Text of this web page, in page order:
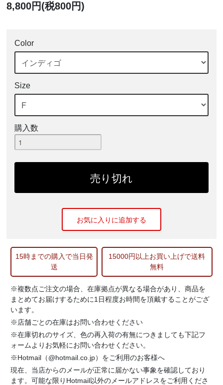
8,800円(税800円)
Color
Size
購入数
お気に入りに追加する
15時までの購入で当日発
送
15000円以上お買い上げで送料
無料
※複数点ご注文の場合、在庫拠点が異なる場合があり、商品を
まとめてお届けするために1日程度お時間を頂戴することがござ
います。
※店舗ごとの在庫はお問い合わせください
※在庫切れのサイズ、色の再入荷の有無につきましても下記フ
ォームよりお気軽にお問い合わせください。
※Hotmail（@hotmail.co.jp）をご利用のお客様へ
現在、当店からのメールが正常に届かない事象を確認しており
ます。可能な限りHotmail以外のメールアドレスをご利用くださ